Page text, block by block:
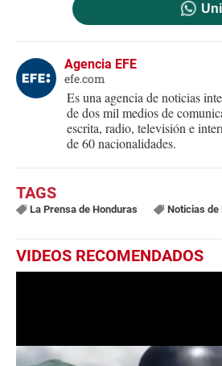
Agencia EFE
efe.com
Es una agencia de noticias
de dos mil medios de
escrita, radio, televisión e
de 60 nacionalidades.
La Prensa de Honduras Noticias de
VIDEOS RECOMENDADOS